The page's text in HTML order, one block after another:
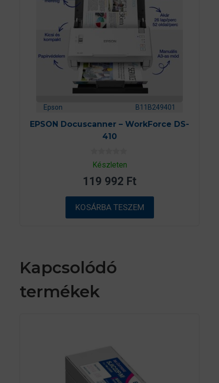
Epson B11B249401
EPSON Docuscanner – WorkForce DS-
410
0
a
5
b
ő
l
Készleten
119 992 Ft
KOSÁRBA TESZEM
Kapcsolódó
termékek